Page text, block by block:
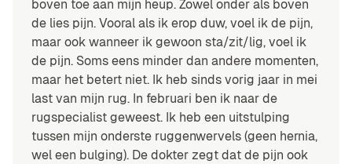
boven toe aan mijn heup. Zowel onder als boven
de lies pijn. Vooral als ik erop duw, voel ik de pijn,
maar ook wanneer ik gewoon sta/zit/lig, voel ik
de pijn. Soms eens minder dan andere momenten,
maar het betert niet. Ik heb sinds vorig jaar in mei
last van mijn rug. In februari ben ik naar de
rugspecialist geweest. Ik heb een uitstulping
tussen mijn onderste ruggenwervels (geen hernia,
wel een bulging). De dokter zegt dat de pijn ook